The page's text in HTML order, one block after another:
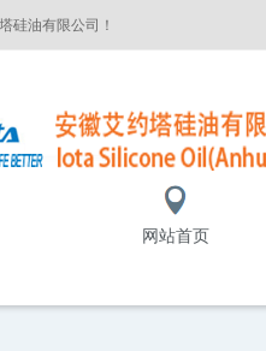
硅油有限公司！
网站首页